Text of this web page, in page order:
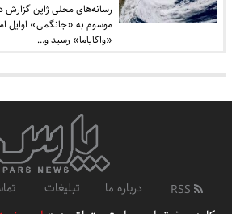
رسانه‌های محلی ژاپن گزارش
موسوم به «جانگمی» اوایل
«واکایاما» رسید و…
درباره ما تبلیغات